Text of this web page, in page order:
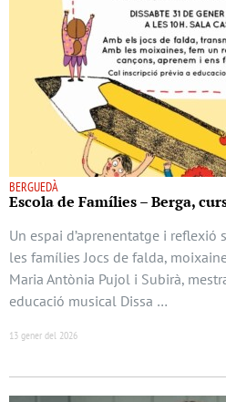
BERGUEDÀ
Escola de Famílies – Berga,
Un espai d’aprenentatge i reflexió
les famílies Jocs de falda,
Maria Antònia Pujol i Subirà,
educació musical Dissa …
13 gener del 2026